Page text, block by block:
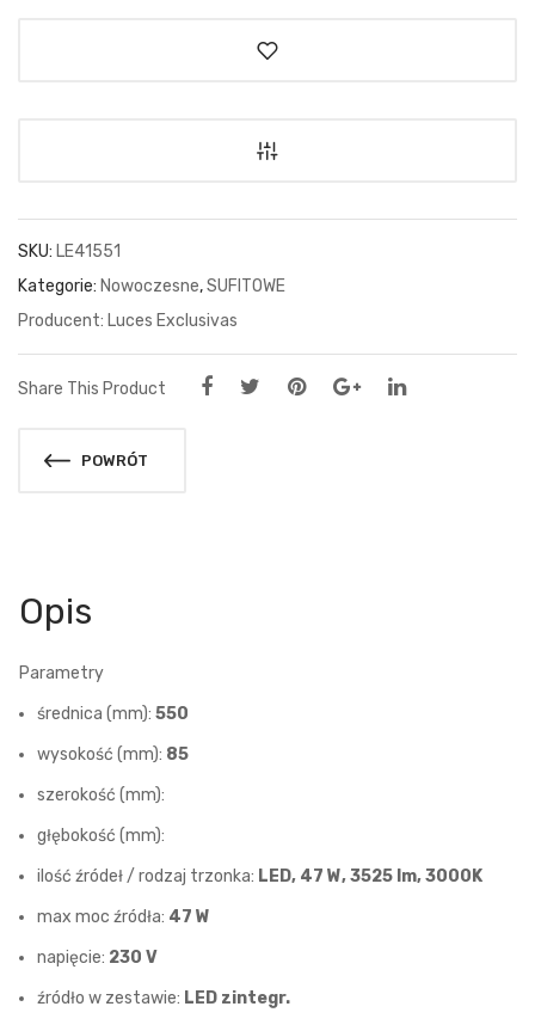
SKU: LE41551
Kategorie: Nowoczesne,SUFITOWE
Luces Exclusivas
Share This Product
POWRÓT
Opis
Parametry
średnica (mm): 550
wysokość (mm): 85
szerokość (mm):
głębokość (mm):
ilość źródeł / rodzaj trzonka: LED, 47 W, 3525 lm, 3000K
max moc źródła: 47 W
napięcie: 230 V
źródło w zestawie: LED zintegr.